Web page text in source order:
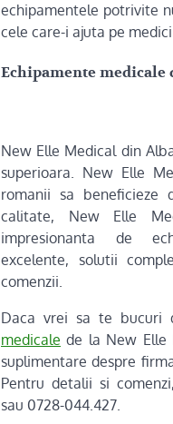
echipamentele potrivite
cele care-i ajuta pe
Echipamente medicale
New Elle Medical din
superioara. New Elle
romanii sa
calitate, New Elle
impresionanta de
excelente, solutii
comenzii.
Daca vrei sa te bucuri
medicale de la New Elle
suplimentare despre
Pentru detalii si
sau 0728-044.427.